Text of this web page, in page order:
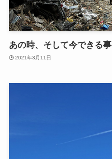
あの時、そして今できる事
2021年3月11日